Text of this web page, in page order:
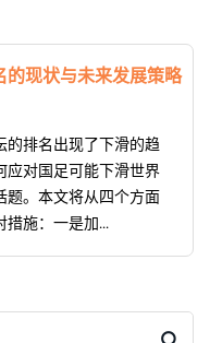
现状与未来发展策略
的排名出现了下滑的趋
应对国足可能下滑世界
题。本文将从四个方面
施：一是加...